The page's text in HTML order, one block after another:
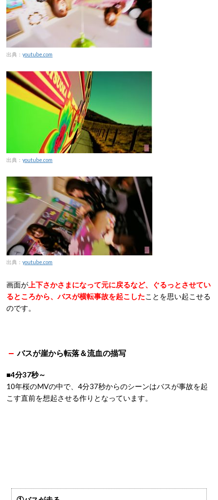
出典： youtube.com
出典： youtube.com
出典： youtube.com
画面が 上下さかさまになって元に戻るなど、ぐるっとさせてい
るところから、バスが横転事故を起こしたことを思い起こせる
のです。
バスが崖から転落＆流血の描写
■4分37秒～
10年桜のMVの中で、4分37秒からのシーンはバスが事故を起
こす直前を想起させる作りとなっています。